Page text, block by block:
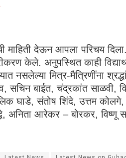
माहिती देऊन आपला परिचय दिला.
केले. अनुपस्थित काही
नसलेल्या मित्र-मैत्रिणींना
सचिन बाईत, चंद्रकांत साळवी,
घाडे, संतोष शिंदे, उत्तम
अनिता आरेकर – बोरकर, विष्णू